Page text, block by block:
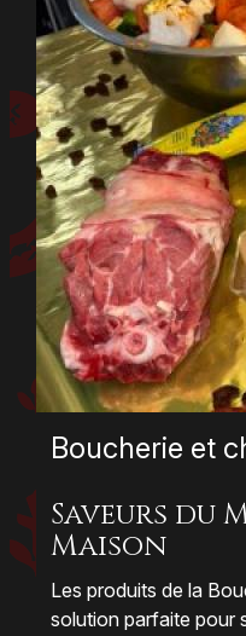
garantissant fraîcheur
est idéal pour des
plaisir gourmand et
Boucherie et
Saveurs du
Maison
Les produits de la
solution parfaite pour